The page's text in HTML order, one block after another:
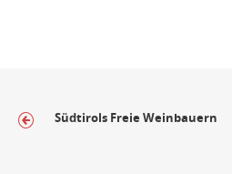
Südtirols Freie Weinbauern